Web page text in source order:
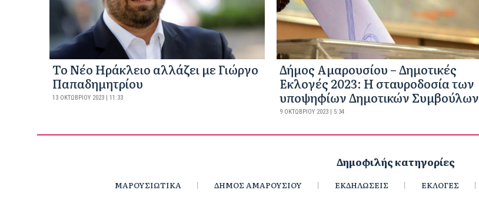
Το Νέο Ηράκλειο αλλάζει με Γιώργο
Παπαδημητρίου
13 ΟΚΤΩΒΡΊΟΥ 2023 | 11:33
Δήμος Αμαρουσίου – Δημοτικές
Εκλογές 2023: Η σταυροδοσία των
υποψηφίων Δημοτικών Συμβούλων
9 ΟΚΤΩΒΡΊΟΥ 2023 | 5:34
Δημοφιλής κατηγορίες
ΜΑΡΟΥΣΙΩΤΙΚΑ ΔΗΜΟΣ ΑΜΑΡΟΥΣΙΟΥ ΕΚΔΗΛΩΣΕΙΣ ΕΚΛΟΓΕΣ